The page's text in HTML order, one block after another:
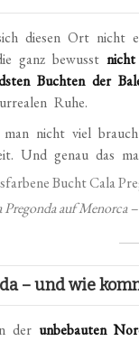
diesen Ort nicht
ganz bewusst
Buchten der
Ruhe.
nicht viel
Und genau das
Pregonda auf
– und wie
der unbebauten